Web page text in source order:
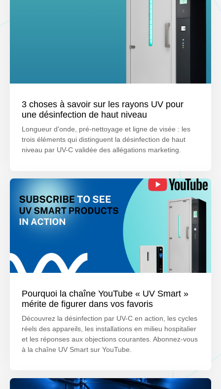
3 choses à savoir sur les rayons UV pour
une désinfection de haut niveau
Longueur d'onde, pré-nettoyage et ligne de visée : les
trois éléments qui distinguent la désinfection de haut
niveau par UV-C validée des allégations marketing.
Pourquoi la chaîne YouTube « UV Smart »
mérite de figurer dans vos favoris
Découvrez la désinfection par UV-C en action, les cycles
réels des appareils, les installations en milieu hospitalier
et les réponses aux objections courantes. Abonnez-vous
à la chaîne UV Smart sur YouTube.